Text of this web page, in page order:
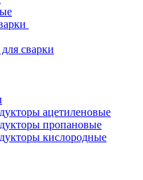
сварки
ацетиленовые
пропановые
кислородные